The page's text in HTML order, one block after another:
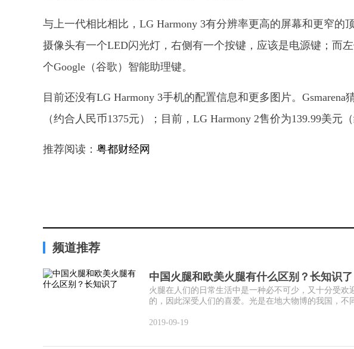
与上一代相比相比，LG Harmony 3有分辨率更高的屏幕和更窄的
摄像头有一个LED闪光灯，右侧有一个按键，应该是电源键；而
个Google（谷歌）智能助理键。
目前还没有LG Harmony 3手机的配置信息和更多图片。Gsmarena
（约合人民币1375元）；目前，LG Harmony 2售价为139.99美元
推荐阅读： 粤都财经网
频道推荐
中国火腿和欧美火腿有什么区别？长知识了
火腿在人们的日常生活中是一种必不可少，又十分受
的，因此深受人们的喜爱。光是在地大物博的我国，不
2019-09-19